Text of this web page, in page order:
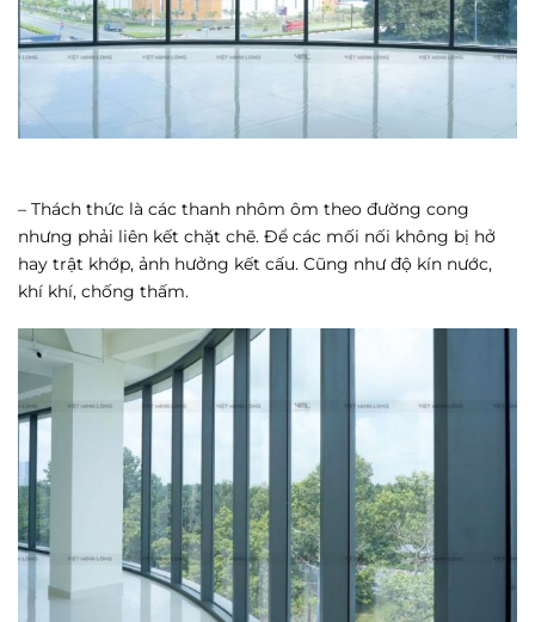
– Thách thức là các thanh nhôm ôm theo đường cong
nhưng phải liên kết chặt chẽ. Để các mối nối không bị hở
hay trật khớp, ảnh hưởng kết cấu. Cũng như độ kín nước,
khí khí, chống thấm.